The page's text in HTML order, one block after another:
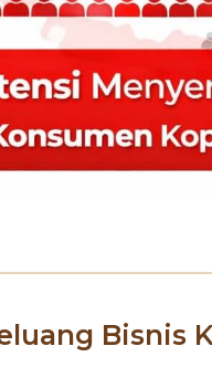
Bisnis